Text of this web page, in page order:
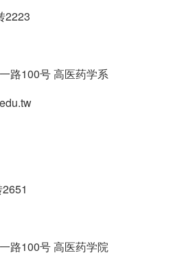
2223
路100号 高医药学系
路100号 高医药学院